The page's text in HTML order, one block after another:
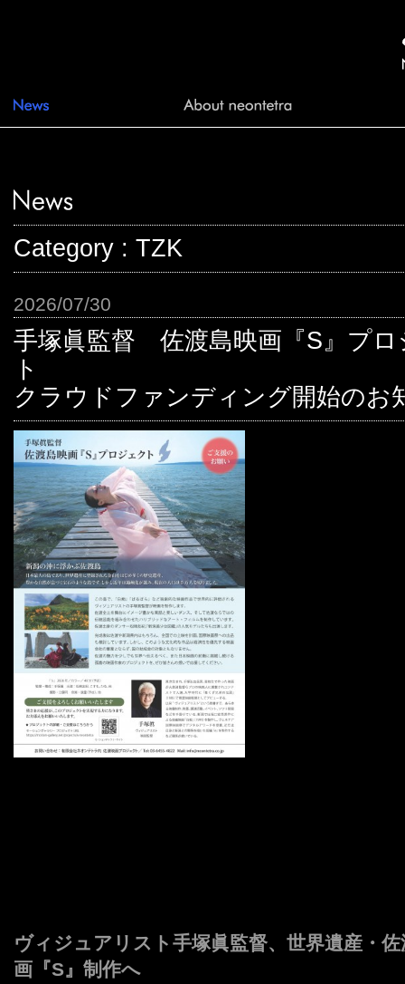
Category : TZK
2026/07/30
手塚眞監督 佐渡島映画『S』プロ
クラウドファンディング開始のお
ヴィジュアリスト手塚眞監督、世界遺産・
画『S』制作へ